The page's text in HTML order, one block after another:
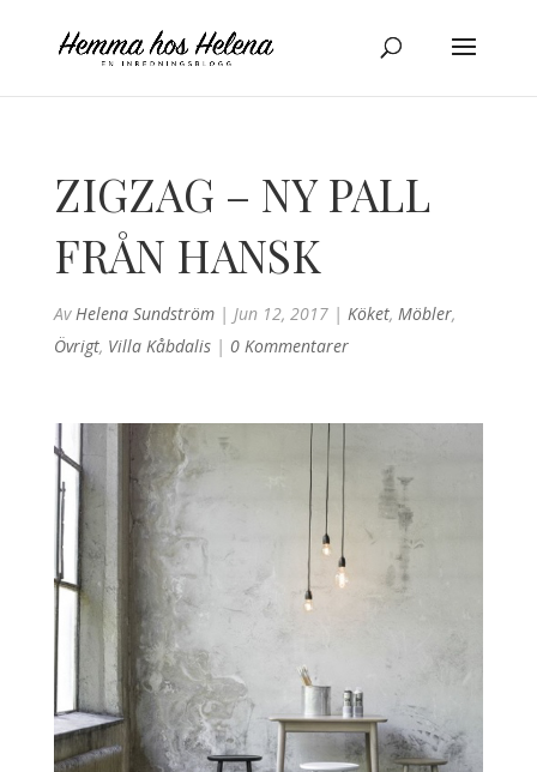
ZIGZAG – NY PALL
FRÅN HANSK
AvHelena Sundström| Jun 12, 2017| Köket, Möbler,
Övrigt, Villa Kåbdalis| 0 Kommentarer